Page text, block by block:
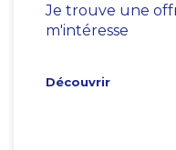
Je trouve une
m'intéresse
Découvrir